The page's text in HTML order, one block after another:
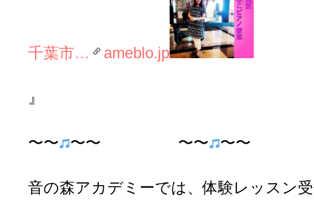
千葉市… ameblo.jp
』
〜〜 〜〜 〜〜 〜〜
音の森アカデミーでは、体験レッスン